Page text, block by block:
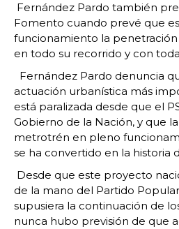
Fernández Pardo también
Fomento cuando prevé que
funcionamiento la
en todo su recorrido y con
Fernández Pardo denuncia
actuación urbanística más
está paralizada desde que el
Gobierno de la Nación, y que
metrotrén en pleno
se ha convertido en la historia
Desde que este proyecto
de la mano del Partido
supusiera la continuación de
nunca hubo previsión de que